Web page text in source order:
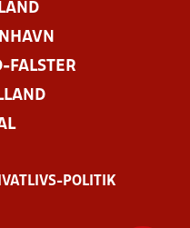
FALSTER
POLITIK